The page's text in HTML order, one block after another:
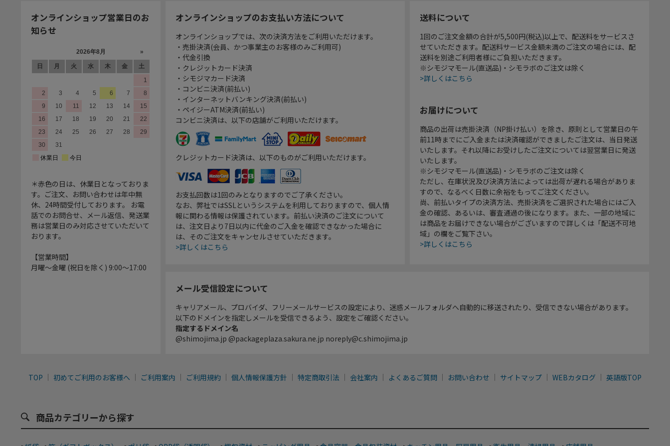
オンラインショップ営業日のお
知らせ
＊赤色の日は、休業日となっておりま
す。ご注文、お問い合わせは年中無
休、24時間受付しております。 お電
話でのお問合せ、メール返信、発送業
務は営業日のみ対応させていただいて
おります。
【営業時間】
月曜～金曜 (祝日を除く) 9:00～17:00
オンラインショップのお支払い方法について
オンラインショップでは、次の決済方法をご利用いただけます。
・売掛決済(会員、かつ事業主のお客様のみご利用可)
・代金引換
・クレジットカード決済
・シモジマカード決済
・コンビニ決済(前払い)
・インターネットバンキング決済(前払い)
・ペイジーATM決済(前払い)
コンビニ決済は、以下の店舗がご利用いただけます。
クレジットカード決済は、以下のものがご利用いただけます。
お支払回数は1回のみとなりますのでご了承ください。
なお、弊社ではSSLというシステムを利用しておりますので、個人情
報に関わる情報は保護されています。前払い決済のご注文について
は、注文日より7日以内に代金のご入金を確認できなかった場合に
は、そのご注文をキャンセルさせていただきます。
>詳しくはこちら
送料について
1回のご注文金額の合計が5,500円(税込)以上で、配送料をサービスさ
せていただきます。配送料サービス金額未満のご注文の場合には、配
送料を別途ご利用者様にご負担いただきます。
※シモジマモール(直送品)・シモラボのご注文は除く
>詳しくはこちら
お届けについて
商品の出荷は売掛決済（NP掛け払い）を除き、原則として営業日の午
前11時までにご入金または決済確認ができましたご注文は、当日発送
いたします。それ以降にお受けしたご注文については翌営業日に発送
いたします。
※シモジマモール(直送品)・シモラボのご注文は除く
ただし、在庫状況及び決済方法によっては出荷が遅れる場合がありま
すので、なるべく日数に余裕をもってご注文ください。
尚、前払いタイプの決済方法、売掛決済をご選択された場合にはご入
金の確認、あるいは、審査通過の後になります。また、一部の地域に
は商品をお届けできない場合がございますので詳しくは「配送不可地
域」の欄をご覧下さい。
>詳しくはこちら
メール受信設定について
キャリアメール、プロバイダ、フリーメールサービスの設定により、迷惑メールフォルダへ自動的に移送されたり、受信できない場合があります。
以下のドメインを指定しメールを受信できるよう、設定をご確認ください。
指定するドメイン名
@shimojima.jp @packageplaza.sakura.ne.jp noreply@c.shimojima.jp
TOP 初めてご利用のお客様へ ご利用案内 ご利用規約 個人情報保護方針 特定商取引法 会社案内 よくあるご質問 お問い合わせ サイトマップ WEBカタログ 英語版TOP
商品カテゴリーから探す